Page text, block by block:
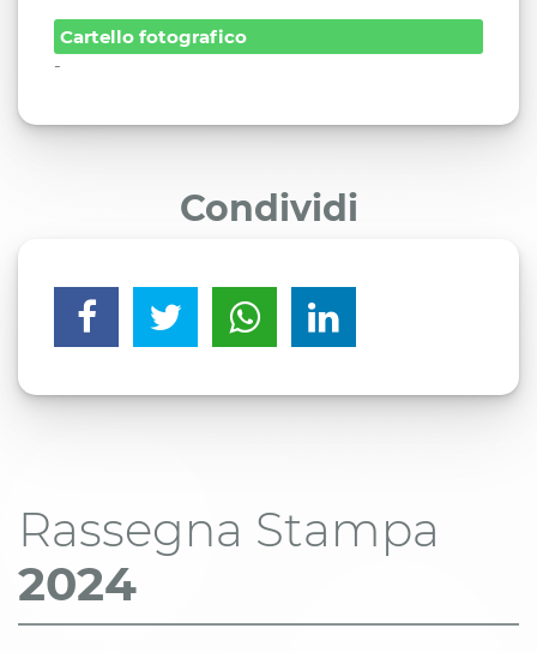
Cartello fotografico
-
Condividi
Rassegna Stampa
2024